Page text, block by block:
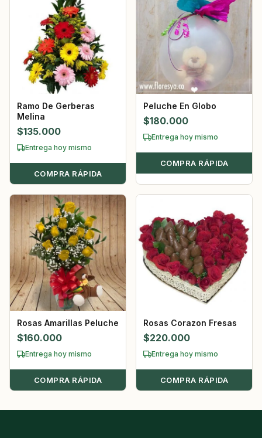
Ramo De Gerberas
Melina
$135.000
Entrega hoy mismo
COMPRA RÁPIDA
Peluche En Globo
$180.000
Entrega hoy mismo
COMPRA RÁPIDA
Rosas Amarillas Peluche
$160.000
Entrega hoy mismo
COMPRA RÁPIDA
Rosas Corazon Fresas
$220.000
Entrega hoy mismo
COMPRA RÁPIDA